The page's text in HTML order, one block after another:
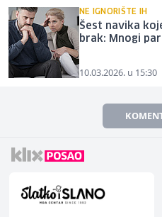
NE IGNORIŠTE IH
Šest navika
brak: Mnogi
10.03.2026. u 15:30